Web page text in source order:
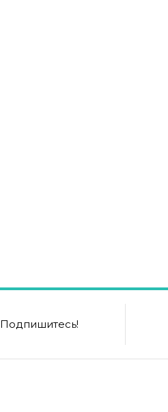
Подпишитесь!